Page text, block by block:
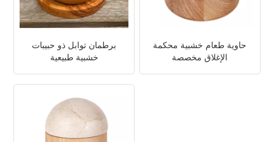
برطمان توابل ذو حبيبات
خشبية طبيعية
حاوية طعام خشبية محكمة
الإغلاق مخصصة